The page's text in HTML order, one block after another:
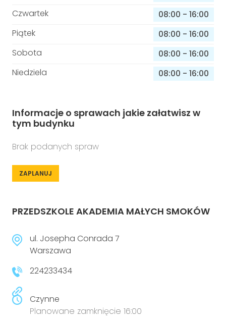
Czwartek
08:00 - 16:00
Piątek
08:00 - 16:00
Sobota
08:00 - 16:00
Niedziela
08:00 - 16:00
Informacje o sprawach jakie załatwisz w
tym budynku
Brak podanych spraw
ZAPLANUJ
PRZEDSZKOLE AKADEMIA MAŁYCH SMOKÓW
ul. Josepha Conrada 7
Warszawa
224233434
Czynne
Planowane zamknięcie 16:00